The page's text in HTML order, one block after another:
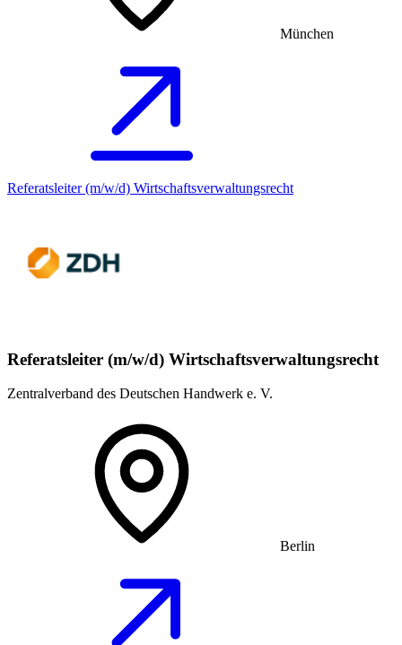
München
Referatsleiter (m/w/d) Wirtschaftsverwaltungsrecht
Referatsleiter (m/w/d) Wirtschaftsverwaltungsrecht
Zentralverband des Deutschen Handwerk e. V.
Berlin